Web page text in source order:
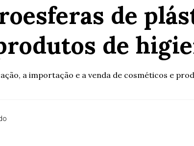
de
de
a importação e a venda de cosméticos e